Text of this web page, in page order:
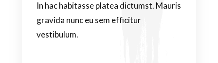
In hac habitasse platea dictumst. Mauris
gravida nunc eu sem efficitur
vestibulum.